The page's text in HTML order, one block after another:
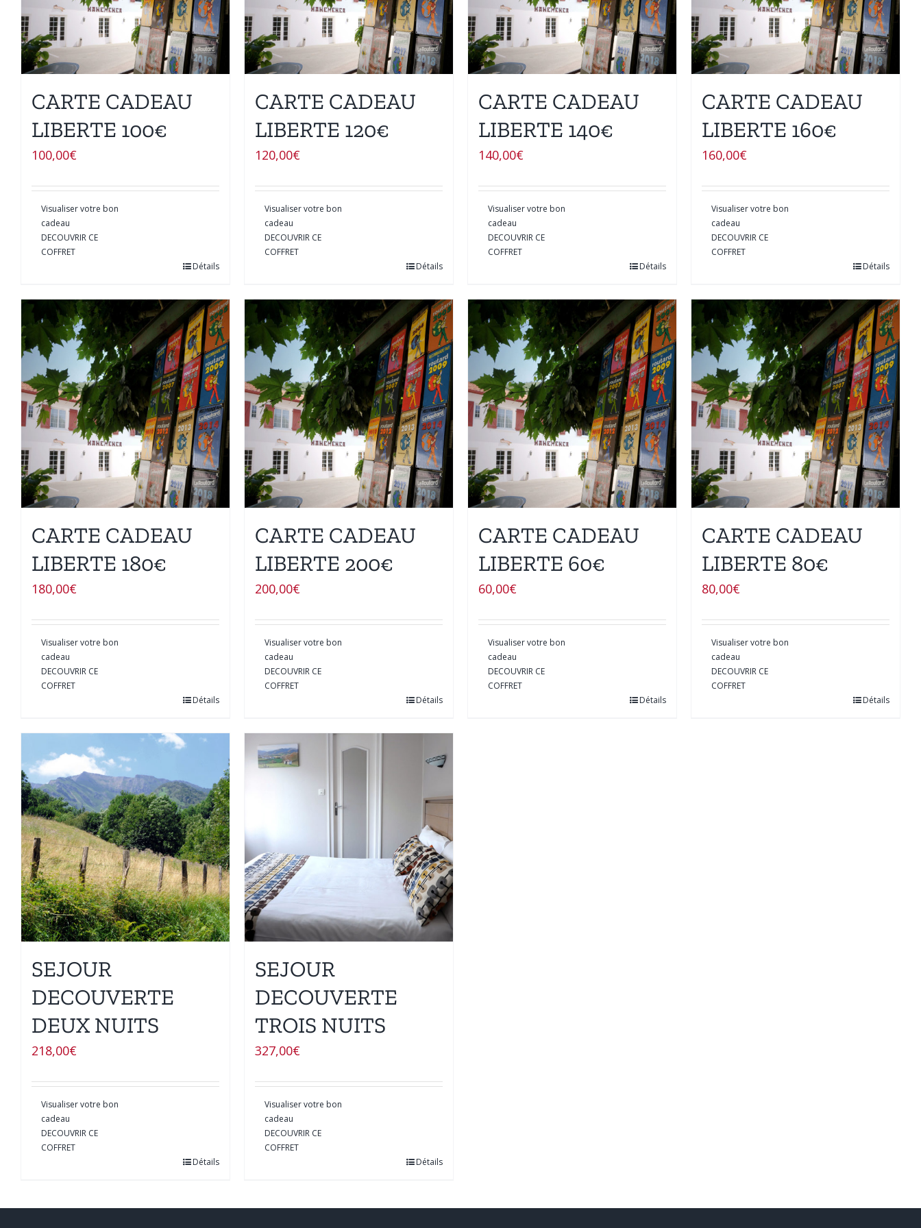
CARTE CADEAU
LIBERTE 100€
100,00€
Visualiser votre bon
cadeau
DECOUVRIR CE
COFFRET
Détails
CARTE CADEAU
LIBERTE 120€
120,00€
Visualiser votre bon
cadeau
DECOUVRIR CE
COFFRET
Détails
CARTE CADEAU
LIBERTE 140€
140,00€
Visualiser votre bon
cadeau
DECOUVRIR CE
COFFRET
Détails
CARTE CADEAU
LIBERTE 160€
160,00€
Visualiser votre bon
cadeau
DECOUVRIR CE
COFFRET
Détails
CARTE CADEAU
LIBERTE 180€
180,00€
Visualiser votre bon
cadeau
DECOUVRIR CE
COFFRET
Détails
CARTE CADEAU
LIBERTE 200€
200,00€
Visualiser votre bon
cadeau
DECOUVRIR CE
COFFRET
Détails
CARTE CADEAU
LIBERTE 60€
60,00€
Visualiser votre bon
cadeau
DECOUVRIR CE
COFFRET
Détails
CARTE CADEAU
LIBERTE 80€
80,00€
Visualiser votre bon
cadeau
DECOUVRIR CE
COFFRET
Détails
SEJOUR
DECOUVERTE
DEUX NUITS
218,00€
Visualiser votre bon
cadeau
DECOUVRIR CE
COFFRET
Détails
SEJOUR
DECOUVERTE
TROIS NUITS
327,00€
Visualiser votre bon
cadeau
DECOUVRIR CE
COFFRET
Détails